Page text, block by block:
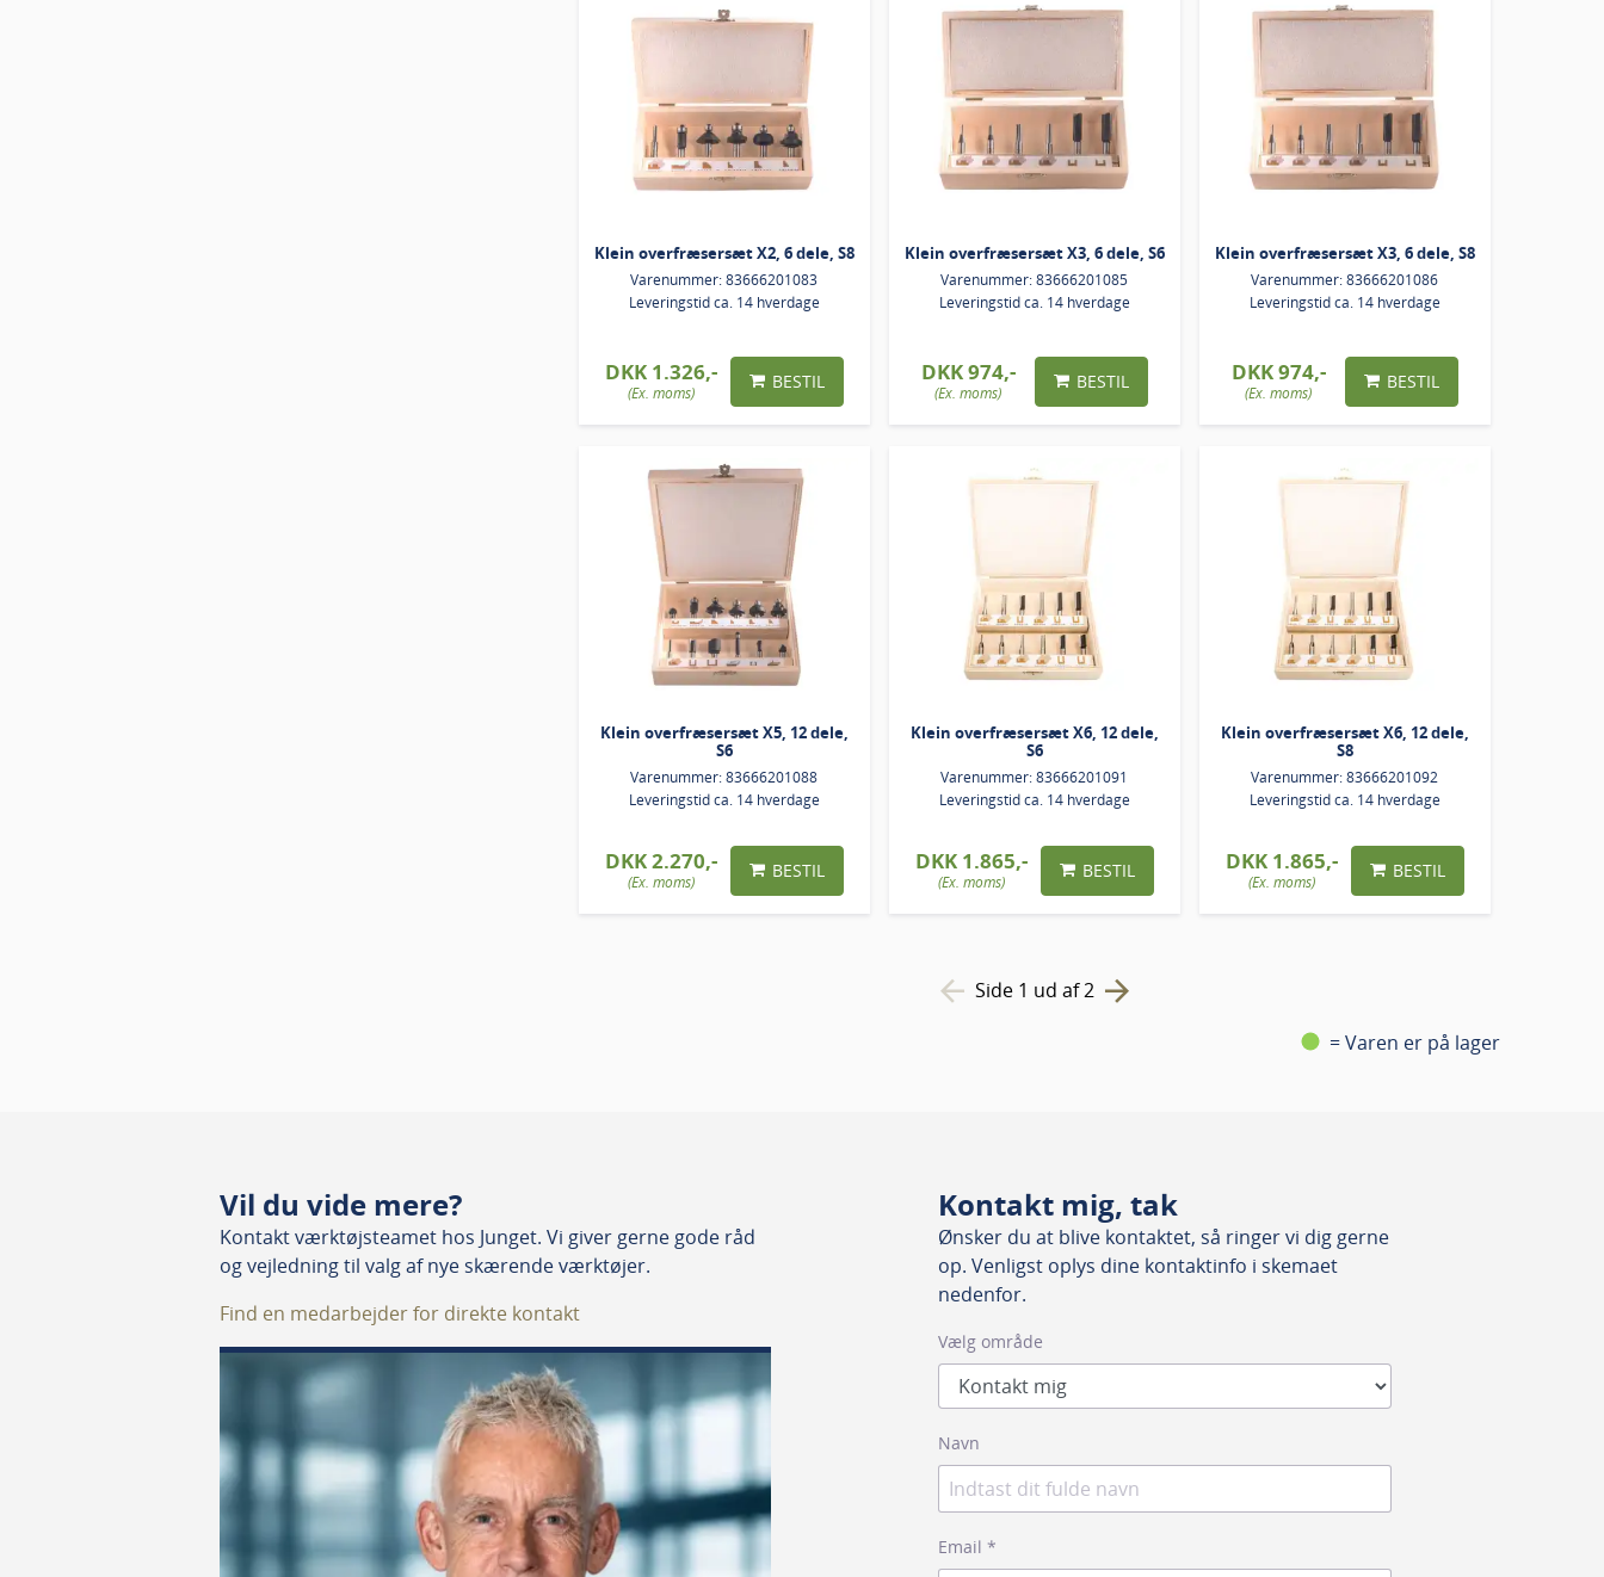
Klein overfræsersæt X2, 6 dele, S8
Varenummer: 83666201083
Leveringstid ca. 14 hverdage
DKK 1.326,-
(Ex. moms)
BESTIL
Klein overfræsersæt X3, 6 dele, S6
Varenummer: 83666201085
Leveringstid ca. 14 hverdage
DKK 974,-
(Ex. moms)
BESTIL
Klein overfræsersæt X3, 6 dele, S8
Varenummer: 83666201086
Leveringstid ca. 14 hverdage
DKK 974,-
(Ex. moms)
BESTIL
Klein overfræsersæt X5, 12 dele,
S6
Varenummer: 83666201088
Leveringstid ca. 14 hverdage
DKK 2.270,-
(Ex. moms)
BESTIL
Klein overfræsersæt X6, 12 dele,
S6
Varenummer: 83666201091
Leveringstid ca. 14 hverdage
DKK 1.865,-
(Ex. moms)
BESTIL
Klein overfræsersæt X6, 12 dele,
S8
Varenummer: 83666201092
Leveringstid ca. 14 hverdage
DKK 1.865,-
(Ex. moms)
BESTIL
= Varen er på lager
Vil du vide mere?
Kontakt værktøjsteamet hos Junget. Vi giver gerne gode råd
og vejledning til valg af nye skærende værktøjer.
Find en medarbejder for direkte kontakt
Kontakt mig, tak
Ønsker du at blive kontaktet, så ringer vi dig gerne
op. Venligst oplys dine kontaktinfo i skemaet
nedenfor.
Vælg område
Navn
Email*